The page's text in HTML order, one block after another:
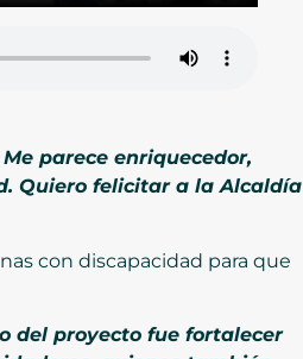
parece enriquecedor,
Quiero felicitar a la Alcaldía
con discapacidad para que
del proyecto fue fortalecer